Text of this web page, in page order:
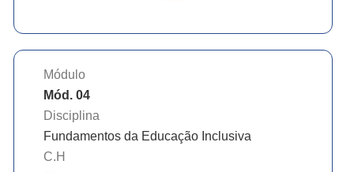
Módulo
Mód. 04
Disciplina
Fundamentos da Educação Inclusiva
C.H